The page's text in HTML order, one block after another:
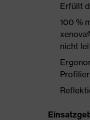
Erfüllt
100 %
nicht